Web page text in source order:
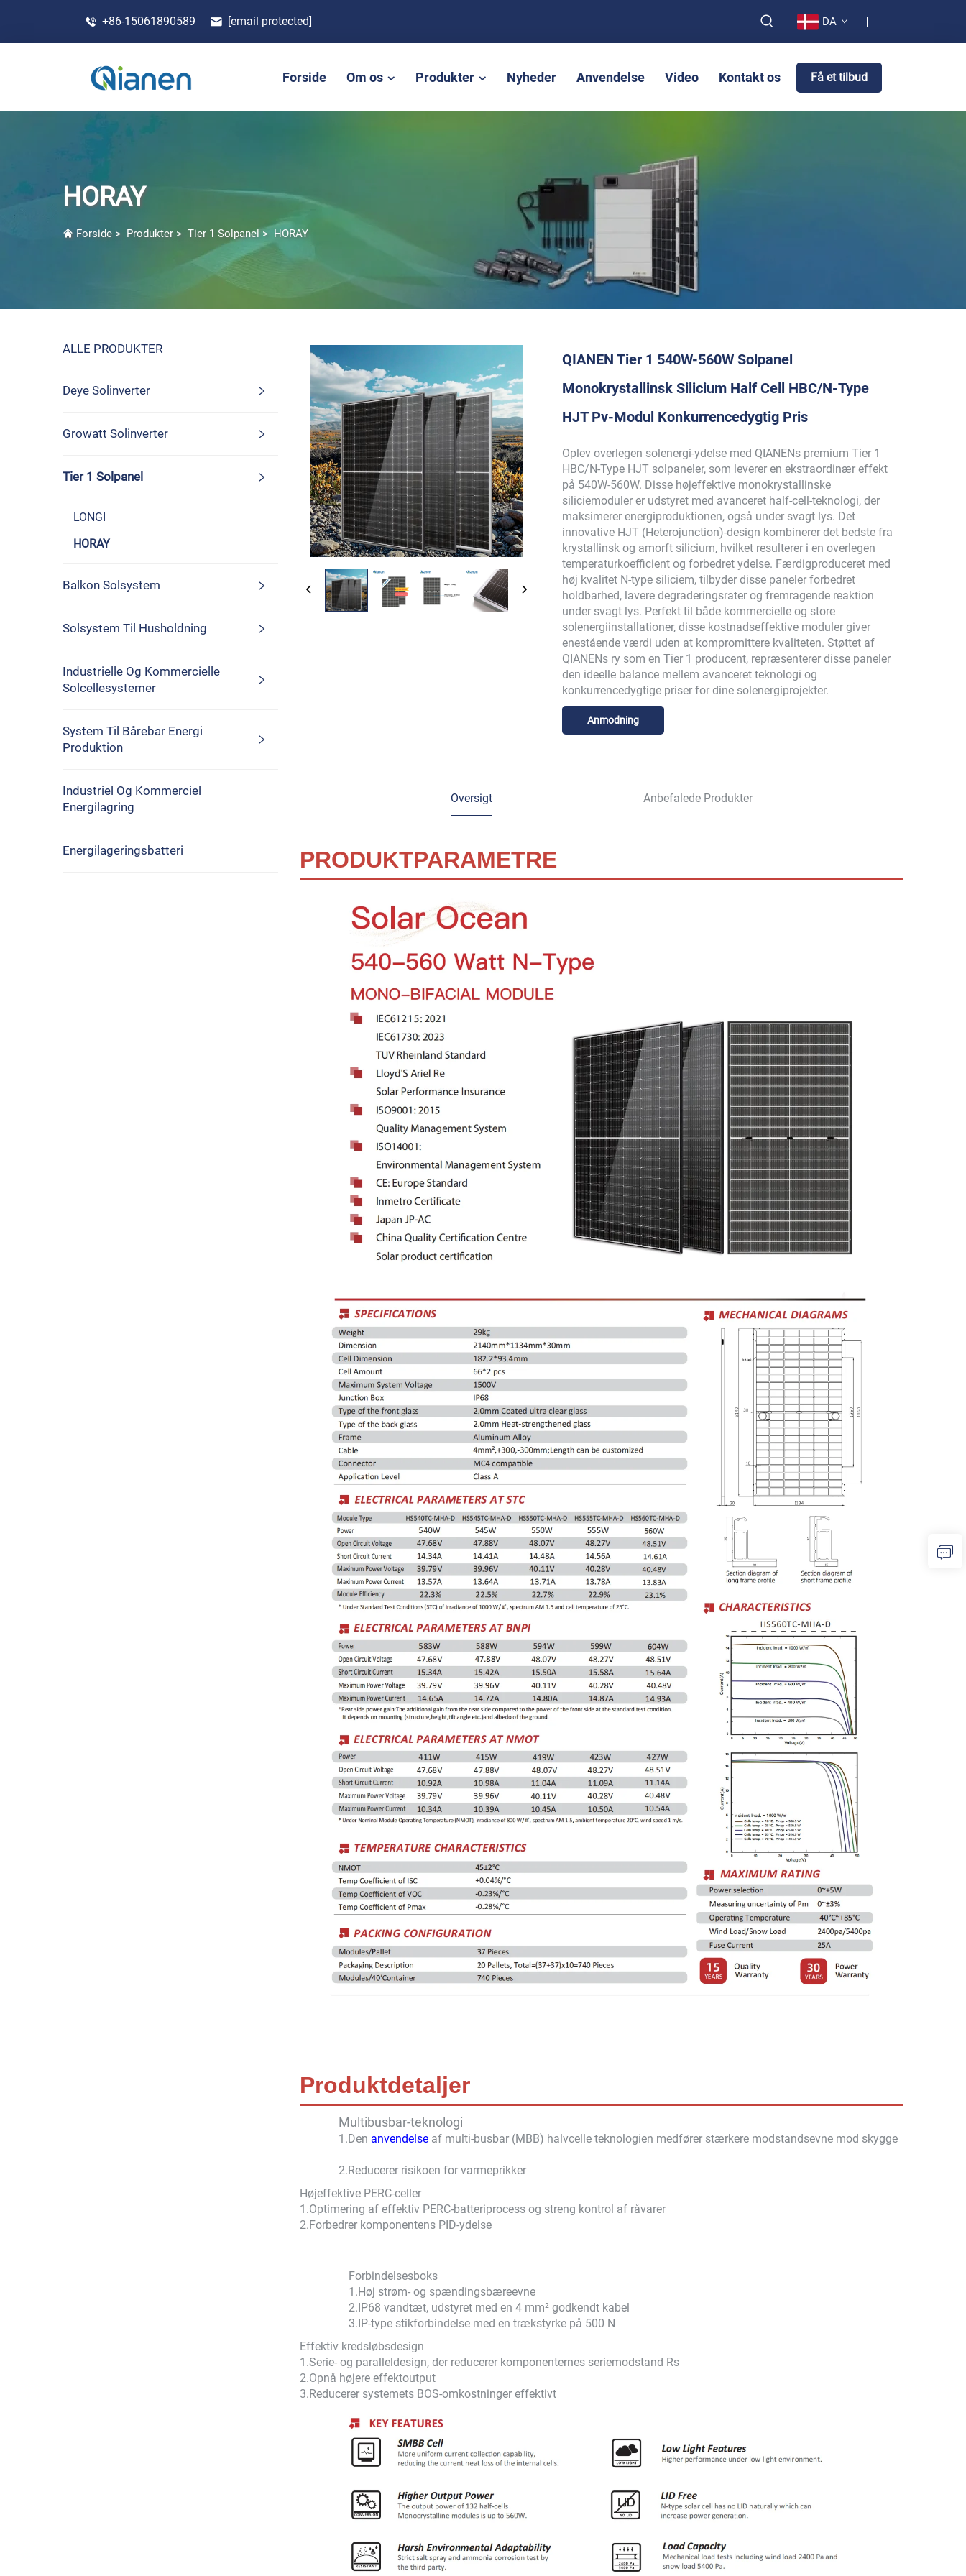
+86-15061890589 [email protected] DA
Forside Om os Produkter Nyheder Anvendelse Video Kontakt os Få et tilbud
HORAY
Forside > Produkter > Tier 1 Solpanel> HORAY
ALLE PRODUKTER
Deye Solinverter
Growatt Solinverter
Tier 1 Solpanel
LONGI
HORAY
Balkon Solsystem
Solsystem Til Husholdning
Industrielle Og Kommercielle
Solcellesystemer
System Til Bårebar Energi
Produktion
Industriel Og Kommerciel
Energilagring
Energilageringsbatteri
QIANEN Tier 1 540W-560W Solpanel
Monokrystallinsk Silicium Half Cell HBC/N-Type
HJT Pv-Modul Konkurrencedygtig Pris
Oplev overlegen solenergi-ydelse med QIANENs premium Tier 1
HBC/N-Type HJT solpaneler, som leverer en ekstraordinær effekt
på 540W-560W. Disse højeffektive monokrystallinske
siliciemoduler er udstyret med avanceret half-cell-teknologi, der
maksimerer energiproduktionen, også under svagt lys. Det
innovative HJT (Heterojunction)-design kombinerer det bedste fra
krystallinsk og amorft silicium, hvilket resulterer i en overlegen
temperaturkoefficient og forbedret ydelse. Færdigproduceret med
høj kvalitet N-type siliciem, tilbyder disse paneler forbedret
holdbarhed, lavere degraderingsrater og fremragende reaktion
under svagt lys. Perfekt til både kommercielle og store
solenergiinstallationer, disse kostnadseffektive moduler giver
enestående værdi uden at kompromittere kvaliteten. Støttet af
QIANENs ry som en Tier 1 producent, repræsenterer disse paneler
den ideelle balance mellem avanceret teknologi og
konkurrencedygtige priser for dine solenergiprojekter.
Anmodning
Oversigt Anbefalede Produkter
PRODUKTPARAMETRE
Produktdetaljer
Multibusbar-teknologi
1.Den anvendelse af multi-busbar (MBB) halvcelle teknologien medfører stærkere modstandsevne mod skygge
2.Reducerer risikoen for varmeprikker
Højeffektive PERC-celler
1.Optimering af effektiv PERC-batteriprocess og streng kontrol af råvarer
2.Forbedrer komponentens PID-ydelse
Forbindelsesboks
1.Høj strøm- og spændingsbæreevne
2.IP68 vandtæt, udstyret med en 4 mm² godkendt kabel
3.IP-type stikforbindelse med en trækstyrke på 500 N
Effektiv kredsløbsdesign
1.Serie- og paralleldesign, der reducerer komponenternes seriemodstand Rs
2.Opnå højere effektoutput
3.Reducerer systemets BOS-omkostninger effektivt